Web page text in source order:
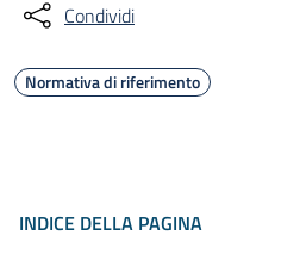
Condividi
Normativa di riferimento
INDICE DELLA PAGINA